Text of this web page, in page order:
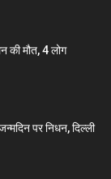
की मौत, 4 लोग
पर निधन, दिल्ली